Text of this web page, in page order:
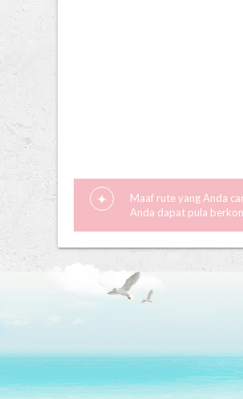
Maaf rute yang Anda
Anda dapat pula